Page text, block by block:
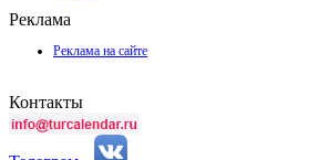
Реклама
Реклама на сайте
Контакты